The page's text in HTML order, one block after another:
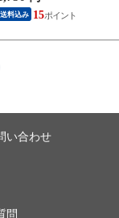
ギターピッ
×10枚
送料込み 15
い合わせ
問